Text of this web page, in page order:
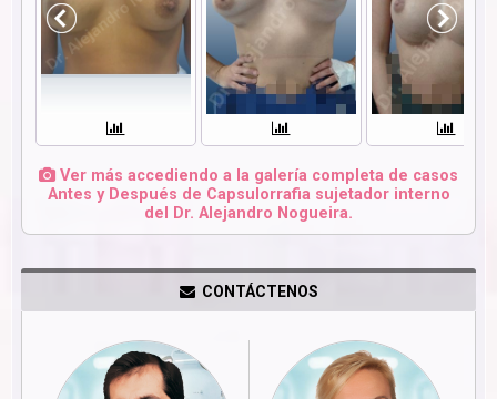
Ver más accediendo a la galería completa de casos
Antes y Después de Capsulorrafia sujetador interno
del Dr. Alejandro Nogueira.
CONTÁCTENOS